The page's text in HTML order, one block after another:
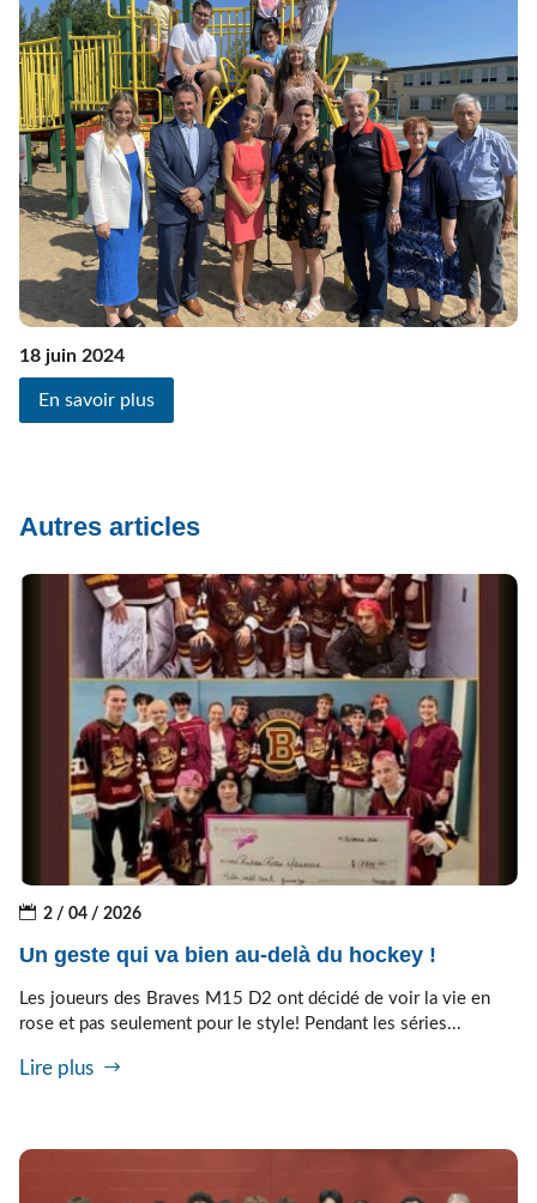
18 juin 2024
En savoir plus
Autres articles
2 / 04 / 2026
Un geste qui va bien au-delà du hockey !
Les joueurs des Braves M15 D2 ont décidé de voir la vie en
rose et pas seulement pour le style! Pendant les séries...
Lire plus